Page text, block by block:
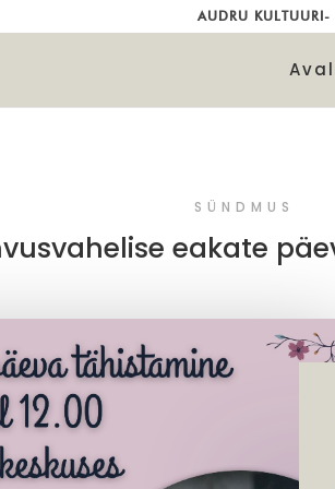
AUDRU KULTUURI-
SÜNDMUS
eakate